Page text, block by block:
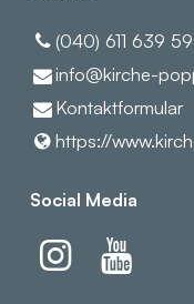
(040) 611 639 59
info@​kirche-
Kontaktformular
https://
Social Media